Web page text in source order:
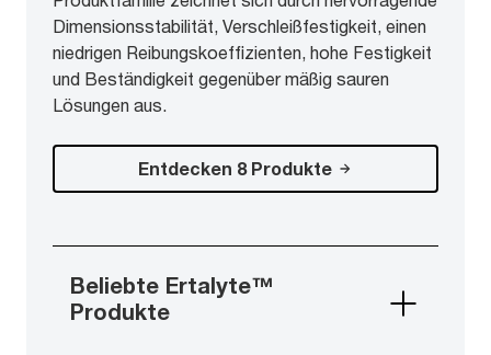
Dimensionsstabilität, Verschleißfestigkeit, einen
niedrigen Reibungskoeffizienten, hohe Festigkeit
und Beständigkeit gegenüber mäßig sauren
Lösungen aus.
Entdecken 8 Produkte
Beliebte Ertalyte™
Produkte